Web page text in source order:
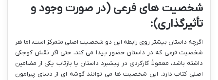
شخصیت های فرعی (در صورت وجود و
تأثیرگذاری):
اگرچه داستان بیشتر روی رابطه این دو شخصیت اصلی متمرکز است، اما هر
شخصیت فرعی که در داستان حضور پیدا می کند، حتی اگر نقش کوچکی
داشته باشد، معمولاً کارکردی در پیشبرد داستان یا بازتاب یکی از مضامین
اصلی کتاب دارد. این شخصیت ها می توانند گوشه ای از دنیای پیرامون